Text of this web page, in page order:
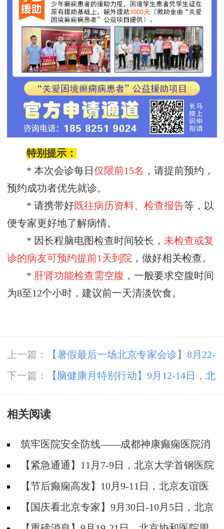
特别提示：
* 本次会诊每日仅限前15名 ，请提前预约，
预约成功者优先就诊。
* 请携带好既往病历资料、检查报告等，以
便专家更好地了解病情。
* 因长程脑电图检查时间较长， 未检查或复
诊的病友可预约提前1天到院 ，做好相关检查。
* 肝肾功能检查需空腹 ，一般要求空腹时间
为8至12个小时，建议前一天清淡饮食。
上一篇：
【暑假最后一场北京专家会诊】8月22-
24日，北京大学首钢医院高伟教授亲临成都免费
会诊，助力健康新学
下一篇：
【脑健康月特别行动】9月12-14日，北
京天坛医院杨涛博士免费会诊+超万元援助，护
航全年龄段癫痫患者
相关阅读
筑牢医院安全防线——成都神康癫痫医院消
防安全培训纪实
【紧急通通】11月7-9日，北京大学首钢医院
神经内科胡颖教授亲临成都会诊，破解癫痫疑难
【节后癫痫高发】10月9-11日，北京友谊医
院陈葵博士免费会诊+治疗援助，破解癫痫难
【国庆看北京专家】9月30日-10月5日，北京